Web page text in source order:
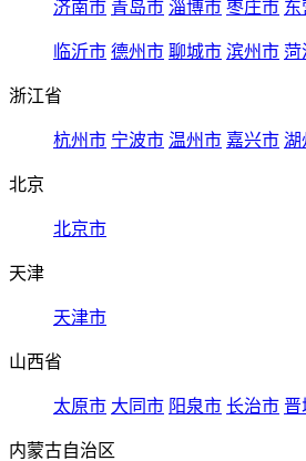
济南市 青岛市 淄博市 枣庄市 东
临沂市 德州市 聊城市 滨州市 菏
浙江省
杭州市 宁波市 温州市 嘉兴市 湖
北京
北京市
天津
天津市
山西省
太原市 大同市 阳泉市 长治市 晋
内蒙古自治区